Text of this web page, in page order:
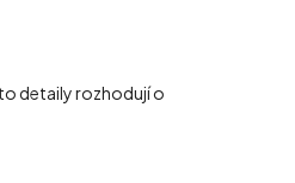
detaily rozhodují o